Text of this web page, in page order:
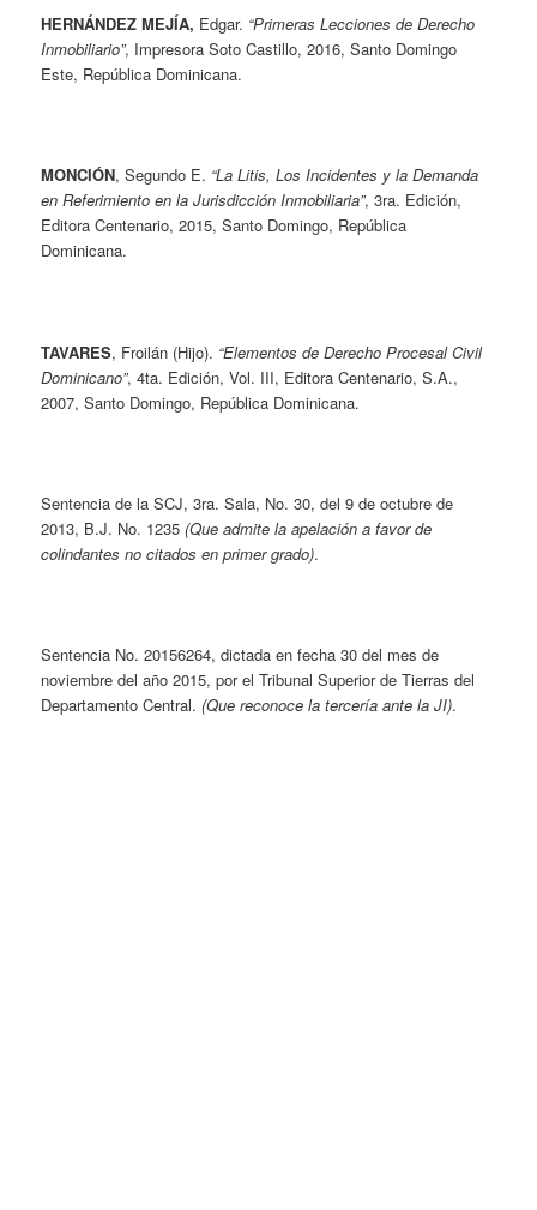
HERNÁNDEZ MEJÍA, Edgar. “Primeras Lecciones de Derecho
Inmobiliario”, Impresora Soto Castillo, 2016, Santo Domingo
Este, República Dominicana.
MONCIÓN, Segundo E. “La Litis, Los Incidentes y la Demanda
en Referimiento en la Jurisdicción Inmobiliaria”, 3ra. Edición,
Editora Centenario, 2015, Santo Domingo, República
Dominicana.
TAVARES, Froilán (Hijo). “Elementos de Derecho Procesal Civil
Dominicano”, 4ta. Edición, Vol. III, Editora Centenario, S.A.,
2007, Santo Domingo, República Dominicana.
Sentencia de la SCJ, 3ra. Sala, No. 30, del 9 de octubre de
2013, B.J. No. 1235(Que admite la apelación a favor de
colindantes no citados en primer grado).
Sentencia No. 20156264, dictada en fecha 30 del mes de
noviembre del año 2015, por el Tribunal Superior de Tierras del
Departamento Central.(Que reconoce la tercería ante la JI).